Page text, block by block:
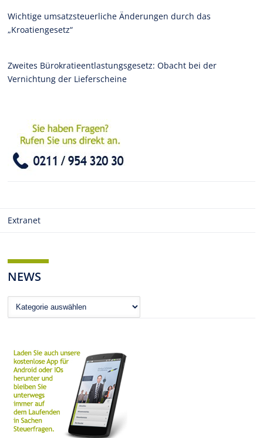
Wichtige umsatzsteuerliche Änderungen durch das
„Kroatiengesetz“
Zweites Bürokratieentlastungsgesetz: Obacht bei der
Vernichtung der Lieferscheine
Extranet
NEWS
News